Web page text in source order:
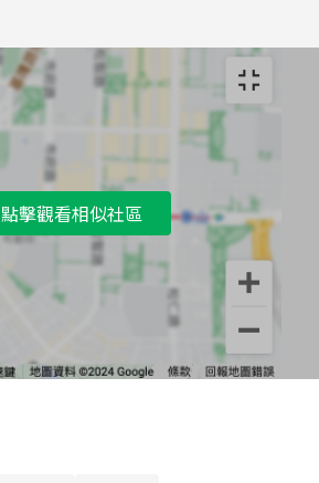
點擊觀看相似社區